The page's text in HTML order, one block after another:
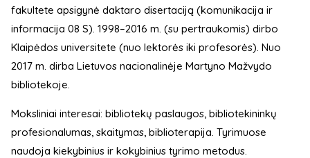
fakultete apsigynė daktaro disertaciją (komunikacija ir
informacija 08 S). 1998–2016 m. (su pertraukomis) dirbo
Klaipėdos universitete (nuo lektorės iki profesorės). Nuo
2017 m. dirba Lietuvos nacionalinėje Martyno Mažvydo
bibliotekoje.
Moksliniai interesai: bibliotekų paslaugos, bibliotekininkų
profesionalumas, skaitymas, biblioterapija. Tyrimuose
naudoja kiekybinius ir kokybinius tyrimo metodus.